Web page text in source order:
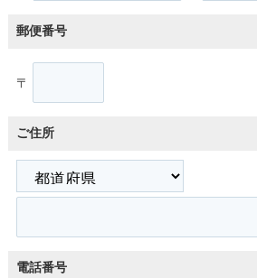
郵便番号
〒
ご住所
電話番号